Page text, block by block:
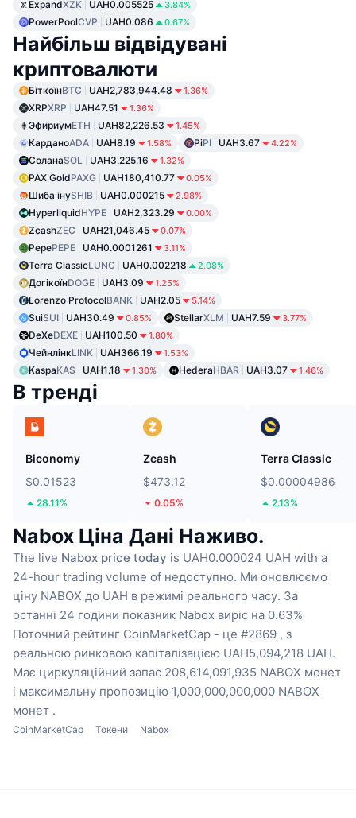
ExpandXZK UAH0.005525 3.84%
PowerPoolCVP UAH0.086 0.67%
Найбільш відвідувані
криптовалюти
БіткоїнBTC UAH2,783,944.48 1.36%
XRPXRP UAH47.51 1.36%
ЭфириумETH UAH82,226.53 1.45%
КарданоADA UAH8.19 1.58% PiPI UAH3.67 4.22%
СоланаSOL UAH3,225.16 1.32%
PAX GoldPAXG UAH180,410.77 0.05%
Шиба інуSHIB UAH0.000215 2.98%
HyperliquidHYPE UAH2,323.29 0.00%
ZcashZEC UAH21,046.45 0.07%
PepePEPE UAH0.0001261 3.11%
Terra ClassicLUNC UAH0.002218 2.08%
ДогікоїнDOGE UAH3.09 1.25%
Lorenzo ProtocolBANK UAH2.05 5.14%
SuiSUI UAH30.49 0.85% StellarXLM UAH7.59 3.77%
DeXeDEXE UAH100.50 1.80%
ЧейнлінкLINK UAH366.19 1.53%
KaspaKAS UAH1.18 1.30% HederaHBAR UAH3.07 1.46%
В тренді
Biconomy
$0.01523
28.11%
Zcash
$473.12
0.05%
Terra Classic
$0.00004986
2.13%
Nabox Ціна Дані Наживо.
The live Nabox price today is UAH0.000024 UAH with a
24-hour trading volume of недоступно. Ми оновлюємо
ціну NABOX до UAH в режимі реального часу. За
останні 24 години показник Nabox виріс на 0.63%
Поточний рейтинг CoinMarketCap - це #2869 , з
реальною ринковою капіталізацією UAH5,094,218 UAH.
Має циркуляційний запас 208,614,091,935 NABOX монет
і максимальну пропозицію 1,000,000,000,000 NABOX
монет .
CoinMarketCap Токени Nabox